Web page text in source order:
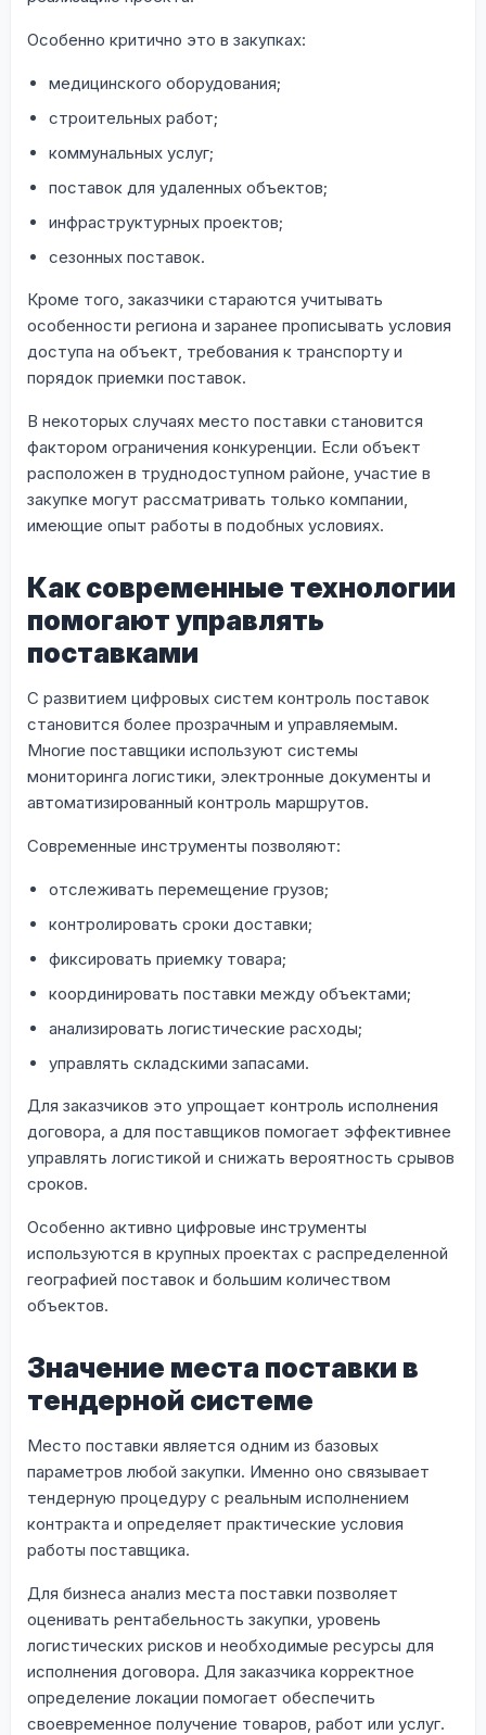
Особенно критично это в закупках:
медицинского оборудования;
строительных работ;
коммунальных услуг;
поставок для удаленных объектов;
инфраструктурных проектов;
сезонных поставок.
Кроме того, заказчики стараются учитывать
особенности региона и заранее прописывать условия
доступа на объект, требования к транспорту и
порядок приемки поставок.
В некоторых случаях место поставки становится
фактором ограничения конкуренции. Если объект
расположен в труднодоступном районе, участие в
закупке могут рассматривать только компании,
имеющие опыт работы в подобных условиях.
Как современные технологии
помогают управлять
поставками
С развитием цифровых систем контроль поставок
становится более прозрачным и управляемым.
Многие поставщики используют системы
мониторинга логистики, электронные документы и
автоматизированный контроль маршрутов.
Современные инструменты позволяют:
отслеживать перемещение грузов;
контролировать сроки доставки;
фиксировать приемку товара;
координировать поставки между объектами;
анализировать логистические расходы;
управлять складскими запасами.
Для заказчиков это упрощает контроль исполнения
договора, а для поставщиков помогает эффективнее
управлять логистикой и снижать вероятность срывов
сроков.
Особенно активно цифровые инструменты
используются в крупных проектах с распределенной
географией поставок и большим количеством
объектов.
Значение места поставки в
тендерной системе
Место поставки является одним из базовых
параметров любой закупки. Именно оно связывает
тендерную процедуру с реальным исполнением
контракта и определяет практические условия
работы поставщика.
Для бизнеса анализ места поставки позволяет
оценивать рентабельность закупки, уровень
логистических рисков и необходимые ресурсы для
исполнения договора. Для заказчика корректное
определение локации помогает обеспечить
своевременное получение товаров, работ или услуг.